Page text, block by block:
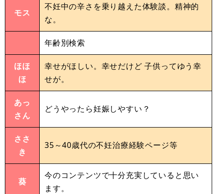
モス
不妊中の辛さを乗り越えた体験談。精神的
な。
年齢別検索
ほほ
ほ
幸せがほしい。幸せだけど 子供ってゆう幸
せが。
あっ
さん
どうやったら妊娠しやすい？
ささ
き
35～40歳代の不妊治療経験ページ等
葵
今のコンテンツで十分充実していると思い
ます。